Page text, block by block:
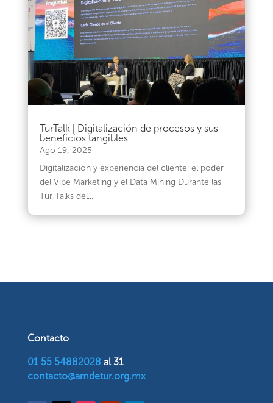
TurTalk | Digitalización de procesos y sus
beneficios tangibles
Ago 19, 2025
Digitalización y experiencia del cliente: el poder
del Vibe Marketing y el Data Mining Durante las
Tur Talks del...
Contacto
01 55 54882028 al 31
contacto@amdetur.org.mx